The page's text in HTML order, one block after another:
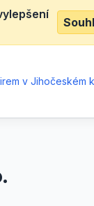
v Jihočeském